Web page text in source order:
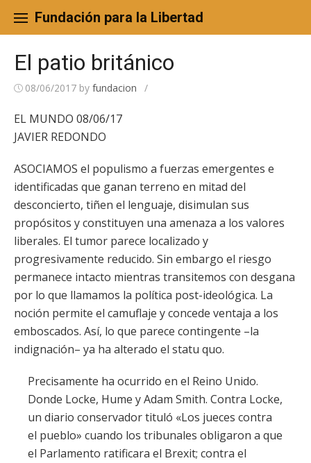
content
Fundación para la Libertad
El patio británico
08/06/2017 by fundacion /
EL MUNDO 08/06/17
JAVIER REDONDO
ASOCIAMOS el populismo a fuerzas emergentes e
identificadas que ganan terreno en mitad del
desconcierto, tiñen el lenguaje, disimulan sus
propósitos y constituyen una amenaza a los valores
liberales. El tumor parece localizado y
progresivamente reducido. Sin embargo el riesgo
permanece intacto mientras transitemos con desgana
por lo que llamamos la política post-ideológica. La
noción permite el camuflaje y concede ventaja a los
emboscados. Así, lo que parece contingente –la
indignación– ya ha alterado el statu quo.
Precisamente ha ocurrido en el Reino Unido.
Donde Locke, Hume y Adam Smith. Contra Locke,
un diario conservador tituló «Los jueces contra
el pueblo» cuando los tribunales obligaron a que
el Parlamento ratificara el Brexit; contra el